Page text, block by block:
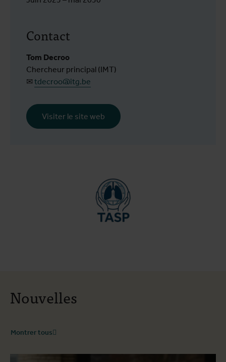
Contact
Tom Decroo
Chercheur principal (IMT)
✉ tdecroo@itg.be
Visiter le site web
Nouvelles
Montrer tous